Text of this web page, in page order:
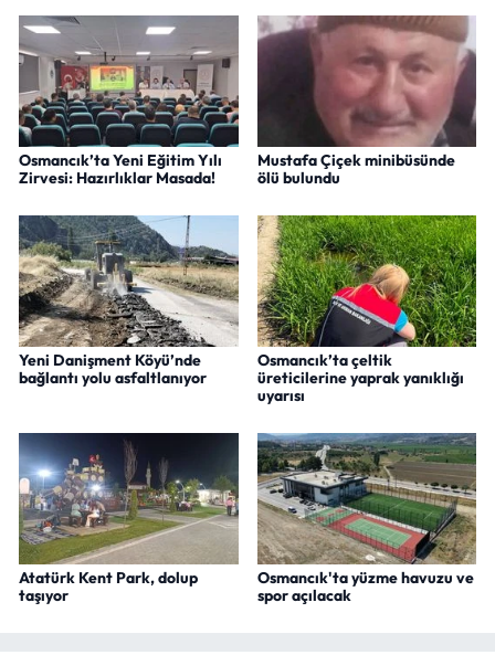
Osmancık’ta Yeni Eğitim Yılı
Zirvesi: Hazırlıklar Masada!
Mustafa Çiçek minibüsünde
ölü bulundu
Yeni Danişment Köyü’nde
bağlantı yolu asfaltlanıyor
Osmancık’ta çeltik
üreticilerine yaprak yanıklığı
uyarısı
Atatürk Kent Park, dolup
taşıyor
Osmancık'ta yüzme havuzu ve
spor açılacak